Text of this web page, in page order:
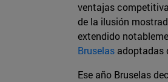
ventajas
de la ilusión
extendido
Bruselas adoptadas
Ese año Bruselas